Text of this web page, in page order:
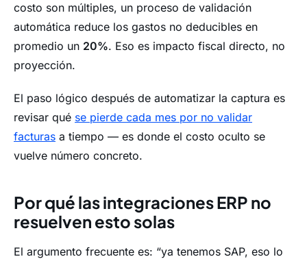
costo son múltiples, un proceso de validación
automática reduce los gastos no deducibles en
promedio un 20%. Eso es impacto fiscal directo, no
proyección.
El paso lógico después de automatizar la captura es
revisar qué se pierde cada mes por no validar
facturas a tiempo — es donde el costo oculto se
vuelve número concreto.
Por qué las integraciones ERP no
resuelven esto solas
El argumento frecuente es: “ya tenemos SAP, eso lo